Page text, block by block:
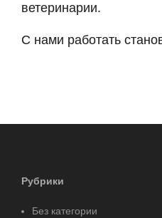
ветеринарии.
С нами работать
Рубрики
Без категории